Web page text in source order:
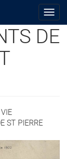
DE
ST PIERRE